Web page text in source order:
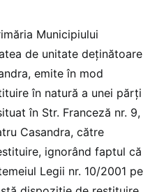
Municipiului
de unitate deţinătoare
emite în mod
în natură a unei părţi
în Str. Franceză nr. 9,
Casandra, către
ignorând faptul că
Legii nr. 10/2001 pe